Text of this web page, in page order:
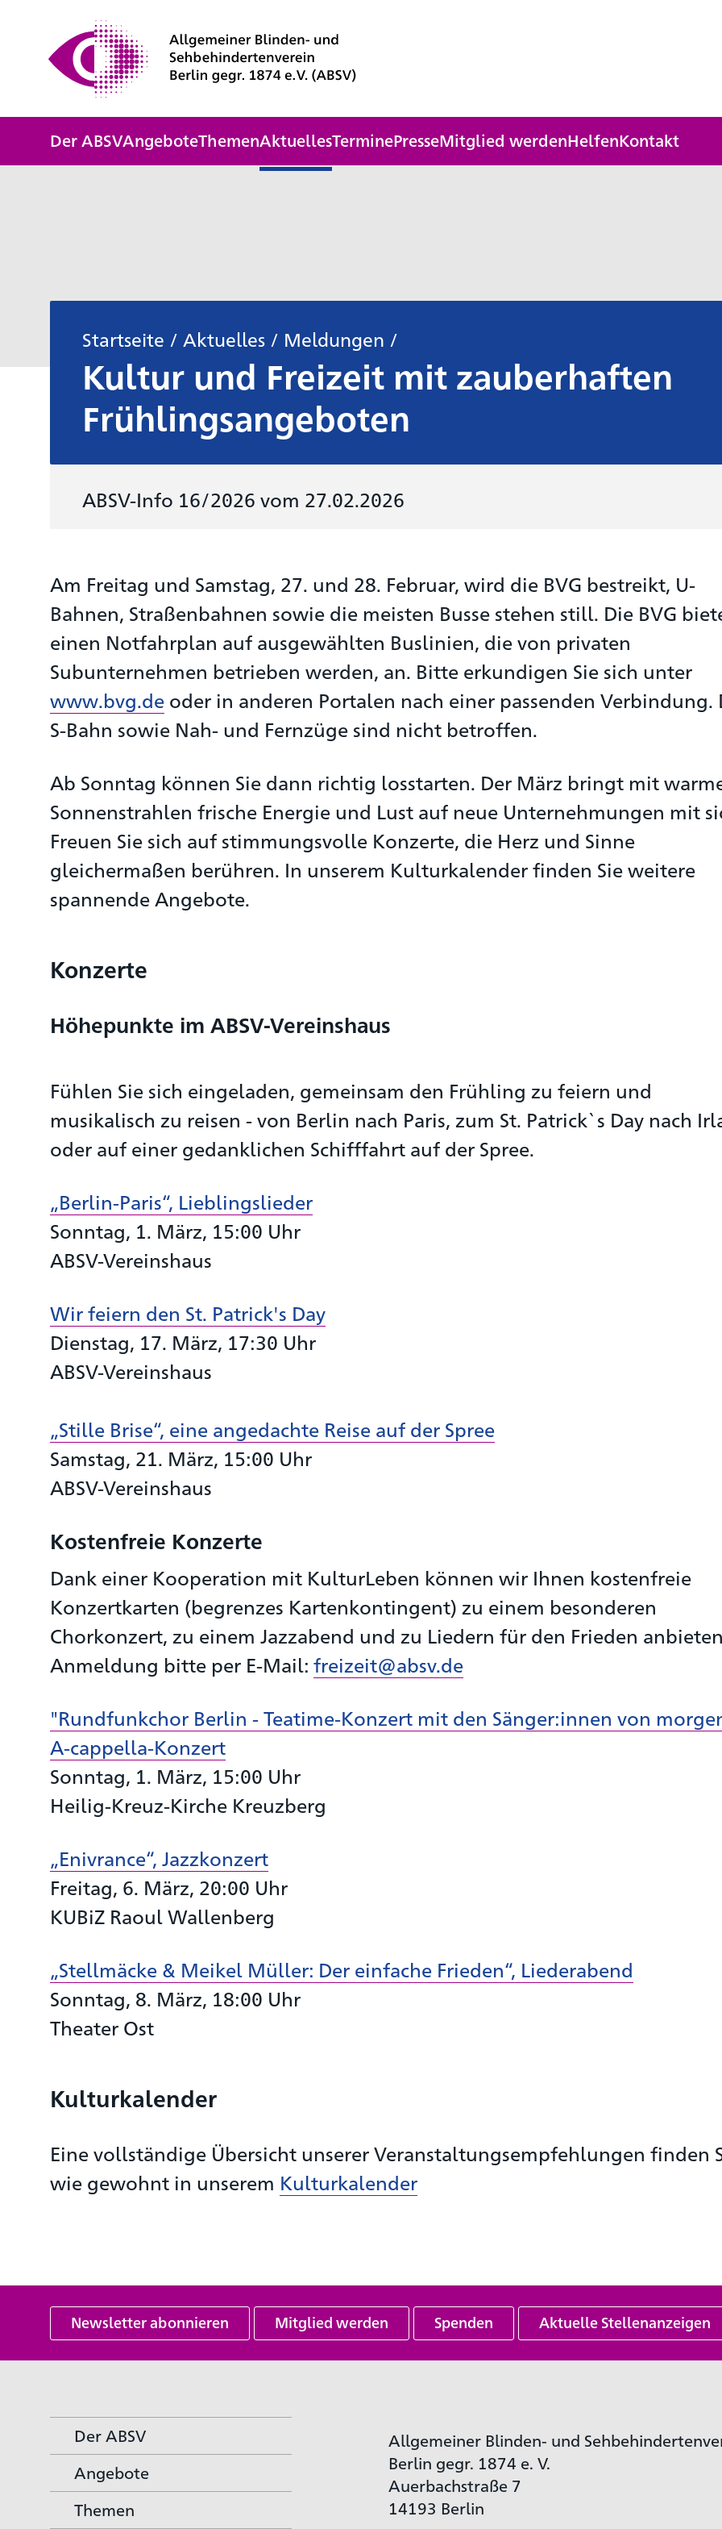
Der ABSVAngeboteThemenAktuellesTerminePresseMitglied werdenHelfenKontakt
Startseite / Aktuelles / Meldungen /
Kultur und Freizeit mit zauberhaften
Frühlingsangeboten
ABSV-Info 16/2026 vom 27.02.2026
Am Freitag und Samstag, 27. und 28. Februar, wird die BVG bestreikt, U-
Bahnen, Straßenbahnen sowie die meisten Busse stehen still. Die BVG
einen Notfahrplan auf ausgewählten Buslinien, die von privaten
Subunternehmen betrieben werden, an. Bitte erkundigen Sie sich unter
www.bvg.de oder in anderen Portalen nach einer passenden Verbindung.
S-Bahn sowie Nah- und Fernzüge sind nicht betroffen.
Ab Sonntag können Sie dann richtig losstarten. Der März bringt mit
Sonnenstrahlen frische Energie und Lust auf neue Unternehmungen mit
Freuen Sie sich auf stimmungsvolle Konzerte, die Herz und Sinne
gleichermaßen berühren. In unserem Kulturkalender finden Sie weitere
spannende Angebote.
Konzerte
Höhepunkte im ABSV-Vereinshaus
Fühlen Sie sich eingeladen, gemeinsam den Frühling zu feiern und
musikalisch zu reisen - von Berlin nach Paris, zum St. Patrick`s Day nach
oder auf einer gedanklichen Schifffahrt auf der Spree.
„Berlin-Paris“, Lieblingslieder
Sonntag, 1. März, 15:00 Uhr
ABSV-Vereinshaus
Wir feiern den St. Patrick's Day
Dienstag, 17. März, 17:30 Uhr
ABSV-Vereinshaus
„Stille Brise“, eine angedachte Reise auf der Spree
Samstag, 21. März, 15:00 Uhr
ABSV-Vereinshaus
Kostenfreie Konzerte
Dank einer Kooperation mit KulturLeben können wir Ihnen kostenfreie
Konzertkarten (begrenzes Kartenkontingent) zu einem besonderen
Chorkonzert, zu einem Jazzabend und zu Liedern für den Frieden
Anmeldung bitte per E-Mail: freizeit@absv.de
"Rundfunkchor Berlin - Teatime-Konzert mit den Sänger:innen von
A-cappella-Konzert
Sonntag, 1. März, 15:00 Uhr
Heilig-Kreuz-Kirche Kreuzberg
„Enivrance“, Jazzkonzert
Freitag, 6. März, 20:00 Uhr
KUBiZ Raoul Wallenberg
„Stellmäcke & Meikel Müller: Der einfache Frieden“, Liederabend
Sonntag, 8. März, 18:00 Uhr
Theater Ost
Kulturkalender
Eine vollständige Übersicht unserer Veranstaltungsempfehlungen finden
wie gewohnt in unserem Kulturkalender
Newsletter abonnieren Mitglied werden Spenden Aktuelle Stellenanzeigen
Der ABSV
Angebote
Themen
Allgemeiner Blinden- und
Berlin gegr. 1874 e. V.
Auerbachstraße 7
14193 Berlin